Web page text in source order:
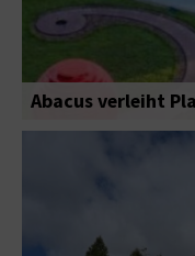
Abacus verleiht